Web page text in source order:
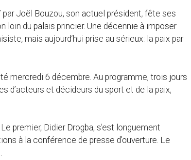
par Joël Bouzou, son actuel président, fête ses
loin du palais princier. Une décennie à imposer
mais aujourd’hui prise au sérieux: la paix par
mercredi 6 décembre. Au programme, trois jours
d’acteurs et décideurs du sport et de la paix,
premier, Didier Drogba, s’est longuement
à la conférence de presse d’ouverture. Le